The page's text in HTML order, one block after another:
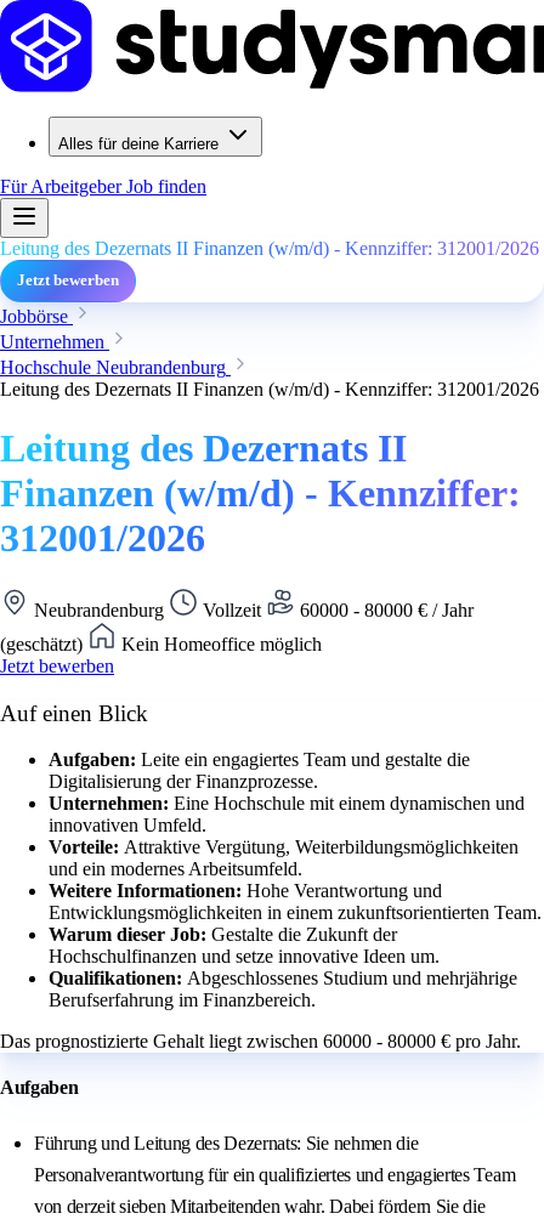
Alles für deine Karriere
Für ArbeitgeberJob finden
Leitung des Dezernats II Finanzen (w/m/d) - Kennziffer: 312001/2026
Jetzt bewerben
Jobbörse
Unternehmen
Hochschule Neubrandenburg
Leitung des Dezernats II Finanzen (w/m/d) - Kennziffer: 312001/2026
Leitung des Dezernats II
Finanzen (w/m/d) - Kennziffer:
312001/2026
Neubrandenburg Vollzeit
60000 - 80000 € / Jahr
(geschätzt)
Kein Homeoffice möglich
Jetzt bewerben
Auf einen Blick
Aufgaben: Leite ein engagiertes Team und gestalte die
Digitalisierung der Finanzprozesse.
Unternehmen: Eine Hochschule mit einem dynamischen und
innovativen Umfeld.
Vorteile: Attraktive Vergütung, Weiterbildungsmöglichkeiten
und ein modernes Arbeitsumfeld.
Weitere Informationen: Hohe Verantwortung und
Entwicklungsmöglichkeiten in einem zukunftsorientierten Team.
Warum dieser Job: Gestalte die Zukunft der
Hochschulfinanzen und setze innovative Ideen um.
Qualifikationen: Abgeschlossenes Studium und mehrjährige
Berufserfahrung im Finanzbereich.
Das prognostizierte Gehalt liegt zwischen 60000 - 80000 € pro Jahr.
Aufgaben
Führung und Leitung des Dezernats: Sie nehmen die
Personalverantwortung für ein qualifiziertes und engagiertes Team
von derzeit sieben Mitarbeitenden wahr. Dabei fördern Sie die